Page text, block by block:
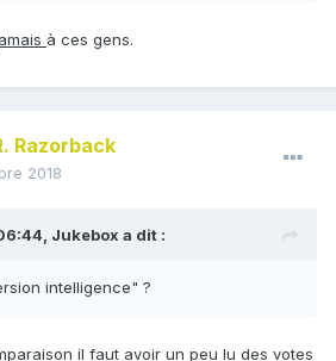
à ces gens.
Razorback
2018
Jukebox a dit :
intelligence" ?
il faut avoir un peu lu des votes